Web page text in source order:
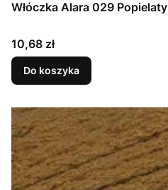
Włóczka Alara 029 Popielaty
Cena
10,68 zł
Do koszyka